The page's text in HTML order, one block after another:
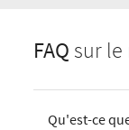
FAQ sur
Qu'est-ce